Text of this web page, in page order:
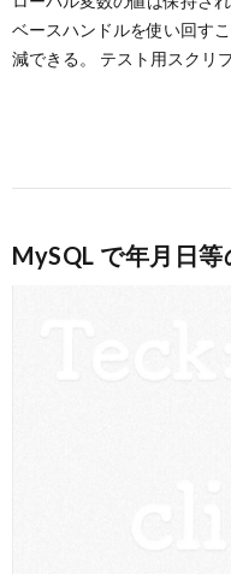
ベースハンドルを使い回す
減できる。 テスト用スクリ
MySQL で年月日